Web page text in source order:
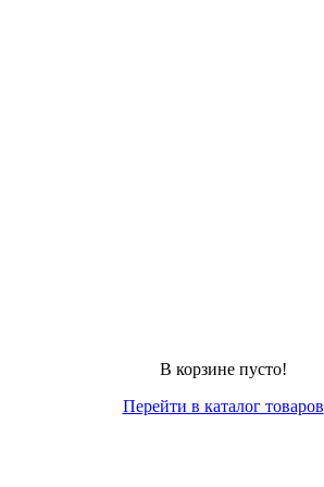
В корзине пусто!
Перейти в каталог товаров